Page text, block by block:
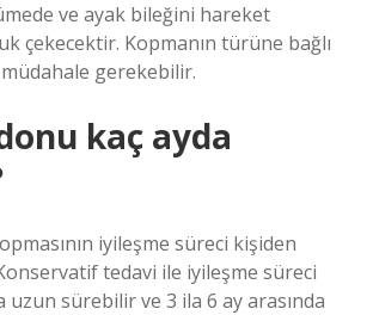
ve ayak bileğini hareket
çekecektir. Kopmanın türüne bağlı
gerekebilir.
kaç ayda
iyileşme süreci kişiden
tedavi ile iyileşme süreci
uzun sürebilir ve 3 ila 6 ay arasında